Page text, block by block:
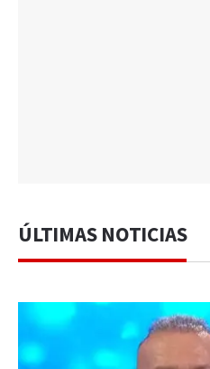
ÚLTIMAS NOTICIAS